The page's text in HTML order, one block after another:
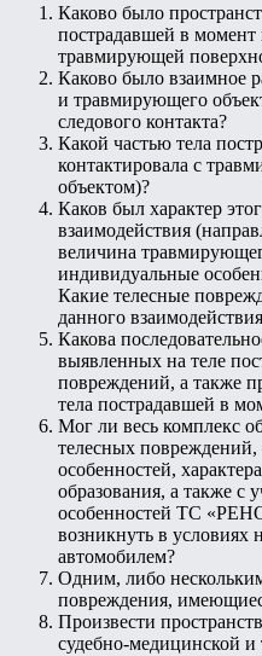
Каково было
пострадавшей в момент
травмирующей
Каково было взаимное
и травмирующего
следового контакта?
Какой частью тела
контактировала с
объектом)?
Каков был характер
взаимодействия
величина
индивидуальные
Какие телесные
данного
Какова
выявленных на теле
повреждений, а также
тела пострадавшей в
Мог ли весь комплекс
телесных
особенностей,
образования, а также с
особенностей ТС
возникнуть в условиях
автомобилем?
Одним, либо
повреждения,
Произвести
судебно-медицинской и